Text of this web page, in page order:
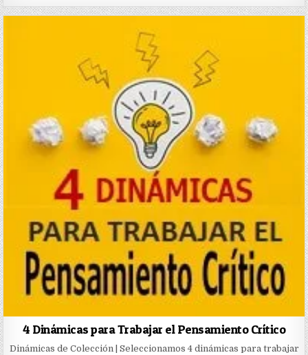
4 Dinámicas para Trabajar el Pensamiento Crítico
Dinámicas de Colección | Seleccionamos 4 dinámicas para trabajar